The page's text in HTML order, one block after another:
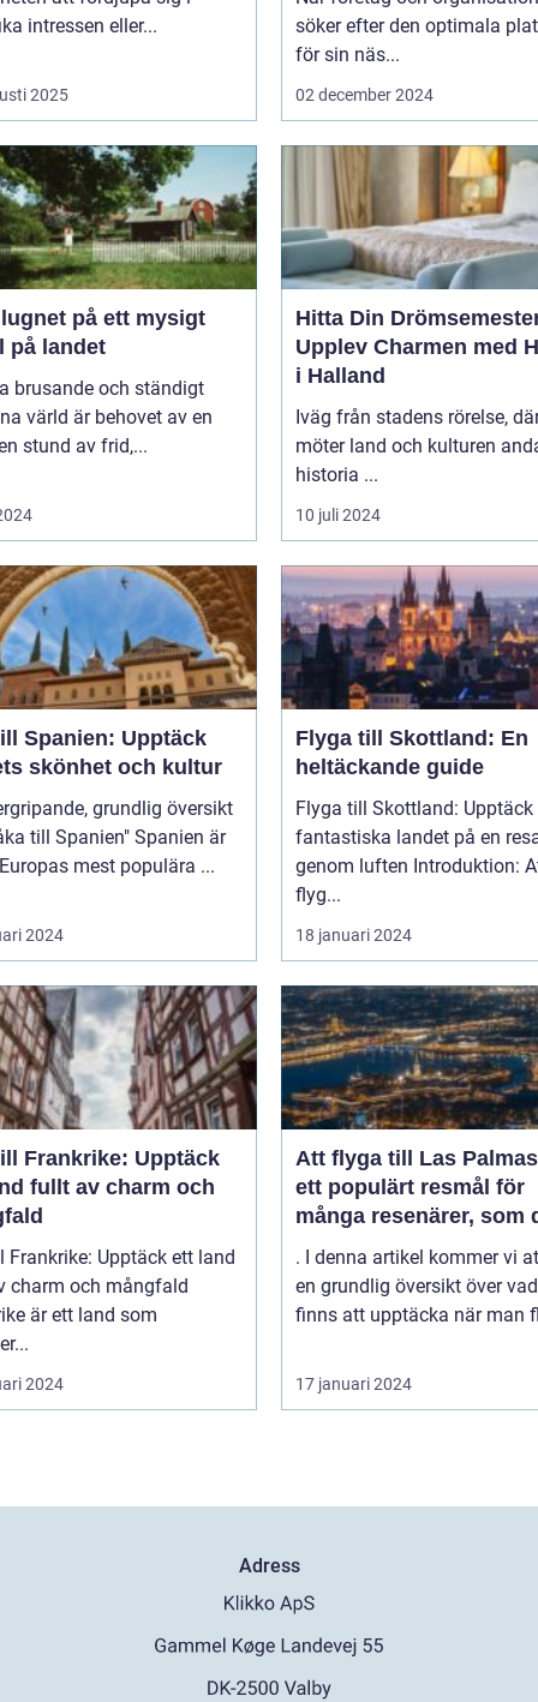
intressen eller...
2025
söker efter den optimala
för sin näs...
02 december 2024
på ett mysigt
på landet
brusande och ständigt
värld är behovet av en
stund av frid,...
Hitta Din
Upplev Charmen med
i Halland
Iväg från stadens rörelse,
möter land och kulturen
historia ...
10 juli 2024
Spanien: Upptäck
skönhet och kultur
grundlig översikt
Spanien" Spanien är
mest populära ...
2024
Flyga till Skottland: En
heltäckande guide
Flyga till Skottland: Upptäck
fantastiska landet på en
genom luften Introduktion: Att
flyg...
18 januari 2024
Frankrike: Upptäck
fullt av charm och
Frankrike: Upptäck ett land
charm och mångfald
är ett land som
2024
Att flyga till Las
ett populärt resmål för
många resenärer, som
till de vackra
behagliga klimatet och
avslappnade
denna spanska ö
. I denna artikel kommer vi
en grundlig översikt över
finns att upptäcka när man
17 januari 2024
Adress